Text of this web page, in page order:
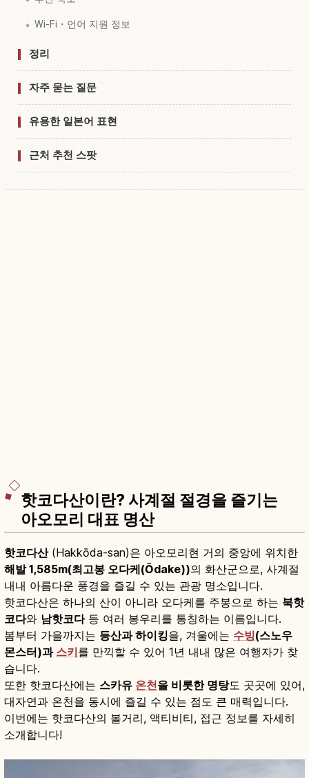
Wi-Fi・언어 지원 정보
정리
자주 묻는 질문
유용한 일본어 표현
근처 추천 스팟
핫코다산이란? 사계절 절경을 즐기는
아오모리 대표 명산
핫코다산(Hakkōda-san)은 아오모리현 거의 중앙에 위치한
해발 1,585m(최고봉 오다케(Ōdake))의 화산군으로, 사계절
내내 아름다운 풍경을 즐길 수 있는 관광 명소입니다.
핫코다산은 하나의 산이 아니라 오다케를 주봉으로 하는 북핫
코다와 남핫코다등 여러 봉우리를 통칭하는 이름입니다.
봄부터 가을까지는 등산과 하이킹을, 겨울에는 수빙(스노우
몬스터)과 스키를 만끽할 수 있어 1년 내내 많은 여행자가 찾
습니다.
또한 핫코다산에는 스카유 온천을 비롯한 명탕도 곳곳에 있어,
대자연과 온천을 동시에 즐길 수 있는 점도 큰 매력입니다.
이번에는 핫코다산의 볼거리, 액티비티, 접근 정보를 자세히
소개합니다!